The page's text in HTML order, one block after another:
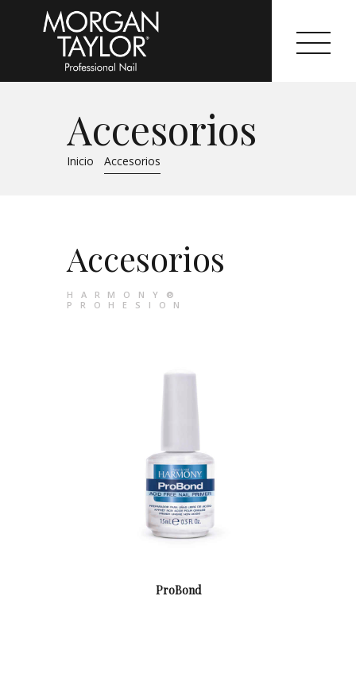
Accesorios
Inicio Accesorios
Morgan Taylor®
Sistemas Profesionales
Catálogo
Colecciones
Accesorios
HARMONY®
PROHESION
ProBond